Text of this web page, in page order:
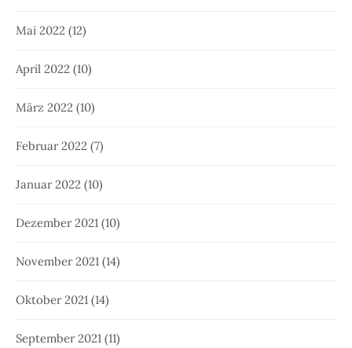
Mai 2022 (12)
April 2022 (10)
März 2022 (10)
Februar 2022 (7)
Januar 2022 (10)
Dezember 2021 (10)
November 2021 (14)
Oktober 2021 (14)
September 2021 (11)